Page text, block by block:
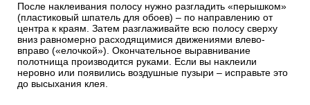
После наклеивания полосу нужно разгладить «перышком»
(пластиковый шпатель для обоев) – по направлению от
центра к краям. Затем разглаживайте всю полосу сверху
вниз равномерно расходящимися движениями влево-
вправо («елочкой»). Окончательное выравнивание
полотнища производится руками. Если вы наклеили
неровно или появились воздушные пузыри – исправьте это
до высыхания клея.